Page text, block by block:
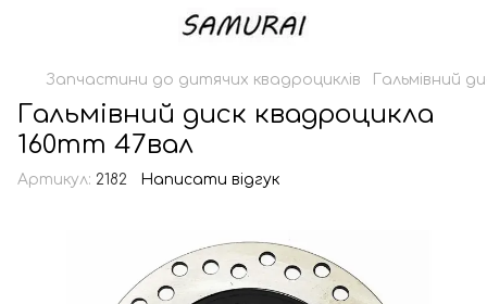
Запчастини до дитячих квадроциклів Гальмівний
Гальмівний диск квадроцикла
160mm 47вал
Артикул: 2182 Написати відгук